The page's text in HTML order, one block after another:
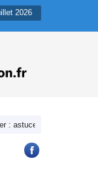
2026
rapides et efficaces